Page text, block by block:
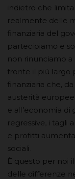
indietro che
realmente delle
finanziaria del
partecipiamo e
non rinunciamo a
fronte il più largo
finanziaria che,
austerità
e all’economia di
regressive, i tagli
e profitti
sociali.
È questo per noi
delle differenze